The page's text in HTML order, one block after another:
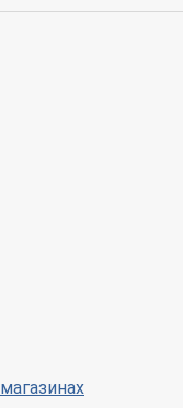
магазинах